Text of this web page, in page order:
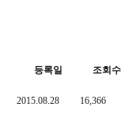
등록일 조회수
2015.08.28 16,366